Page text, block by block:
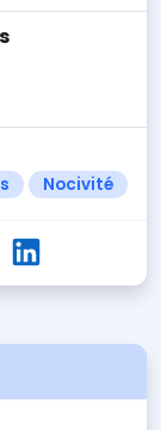
Nocivité